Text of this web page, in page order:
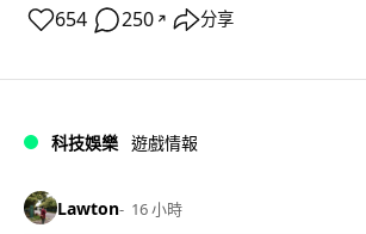
654 250 ↗ 分享
科技娛樂 遊戲情報
Lawton 16 小時